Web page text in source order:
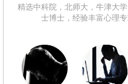
精选中科院，北师大，牛津大
士博士，经验丰富心理